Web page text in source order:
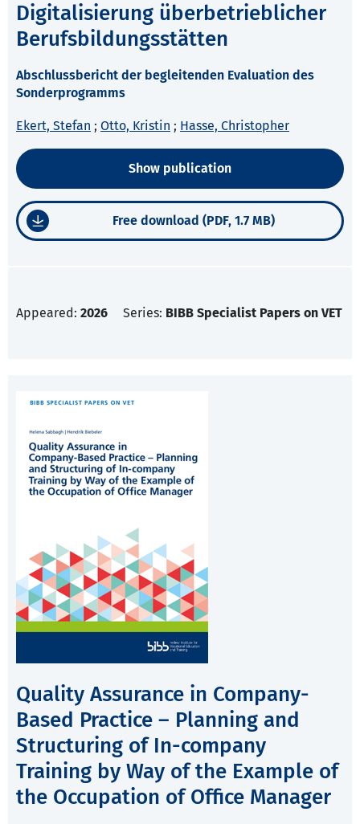
Digitalisierung überbetrieblicher
Berufsbildungsstätten
Abschlussbericht der begleitenden Evaluation des
Sonderprogramms
Ekert, Stefan ; Otto, Kristin ; Hasse, Christopher
Show publication
Free download (PDF, 1.7 MB)
Appeared: 2026 Series: BIBB Specialist Papers on VET
Quality Assurance in Company-
Based Practice – Planning and
Structuring of In-company
Training by Way of the Example of
the Occupation of Office Manager